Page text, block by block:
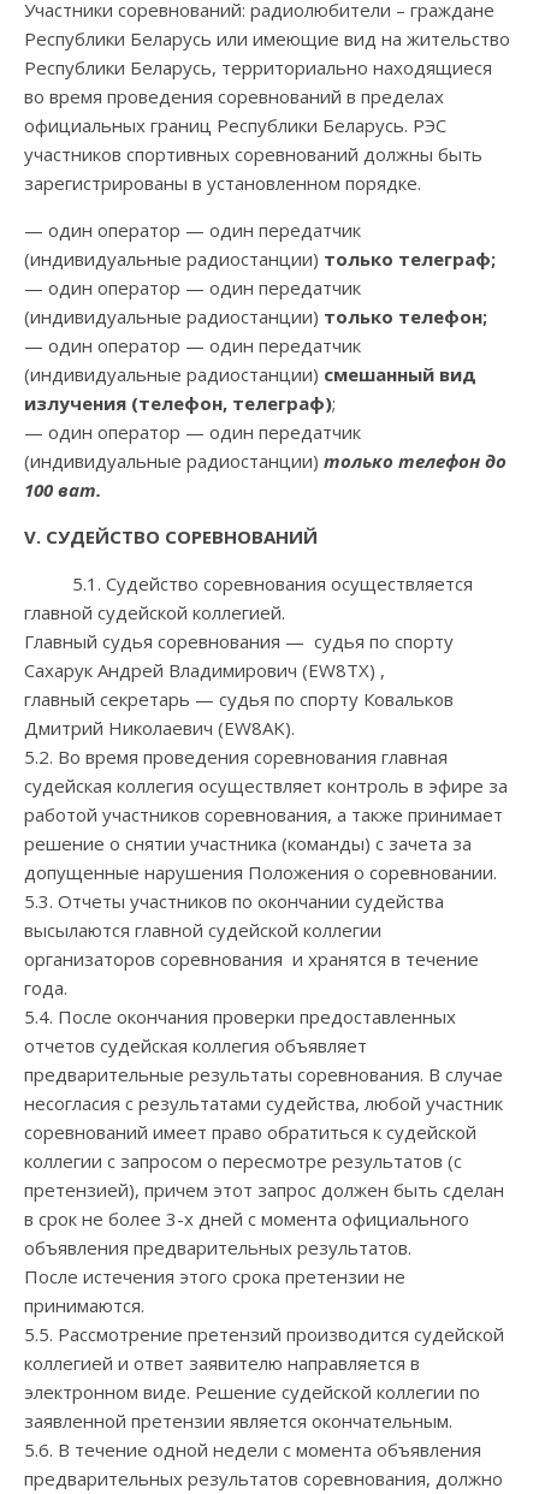
Участники соревнований: радиолюбители – граждане
Республики Беларусь или имеющие вид на жительство
Республики Беларусь, территориально находящиеся
во время проведения соревнований в пределах
официальных границ Республики Беларусь. РЭС
участников спортивных соревнований должны быть
зарегистрированы в установленном порядке.
— один оператор — один передатчик
(индивидуальные радиостанции) только телеграф;
— один оператор — один передатчик
(индивидуальные радиостанции) только телефон;
— один оператор — один передатчик
(индивидуальные радиостанции) смешанный вид
излучения (телефон, телеграф);
— один оператор — один передатчик
(индивидуальные радиостанции) только телефон до
100 ват.
V. СУДЕЙСТВО СОРЕВНОВАНИЙ
5.1. Судейство соревнования осуществляется
главной судейской коллегией.
Главный судья соревнования — судья по спорту
Сахарук Андрей Владимирович (EW8TX) ,
главный секретарь — судья по спорту Ковальков
Дмитрий Николаевич (EW8AK).
5.2. Во время проведения соревнования главная
судейская коллегия осуществляет контроль в эфире за
работой участников соревнования, а также принимает
решение о снятии участника (команды) с зачета за
допущенные нарушения Положения о соревновании.
5.3. Отчеты участников по окончании судейства
высылаются главной судейской коллегии
организаторов соревнования и хранятся в течение
года.
5.4. После окончания проверки предоставленных
отчетов судейская коллегия объявляет
предварительные результаты соревнования. В случае
несогласия с результатами судейства, любой участник
соревнований имеет право обратиться к судейской
коллегии с запросом о пересмотре результатов (с
претензией), причем этот запрос должен быть сделан
в срок не более 3-х дней с момента официального
объявления предварительных результатов.
После истечения этого срока претензии не
принимаются.
5.5. Рассмотрение претензий производится судейской
коллегией и ответ заявителю направляется в
электронном виде. Решение судейской коллегии по
заявленной претензии является окончательным.
5.6. В течение одной недели с момента объявления
предварительных результатов соревнования, должно